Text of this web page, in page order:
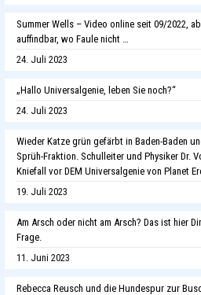
Summer Wells – Video online seit 09/2022,
auffindbar, wo Faule nicht …
24. Juli 2023
„Hallo Universalgenie, leben Sie noch?“
24. Juli 2023
Wieder Katze grün gefärbt in Baden-Baden
Sprüh-Fraktion. Schulleiter und Physiker Dr.
Kniefall vor DEM Universalgenie von Planet
19. Juli 2023
Am Arsch oder nicht am Arsch? Das ist hier
Frage.
11. Juni 2023
Rebecca Reusch und die Hundespur zur